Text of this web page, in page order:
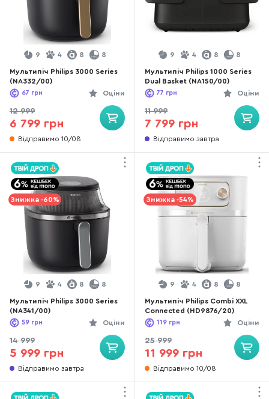
9 4 8 8
Мультипіч Philips 3000 Series
(NA332/00)
Оціни
67 грн
12 999
6 799 грн
Відправимо 10/08
9 4 8 8
Мультипіч Philips 1000 Series
Dual Basket (NA150/00)
Оціни
77 грн
11 999
7 799 грн
Відправимо завтра
Знижка -60%
9 4 8 8
Мультипіч Philips 3000 Series
(NA341/00)
Оціни
59 грн
14 999
5 999 грн
Відправимо завтра
Знижка -54%
9 4 8 8
Мультипіч Philips Combi XXL
Connected (HD9876/20)
Оціни
119 грн
25 999
11 999 грн
Відправимо 10/08